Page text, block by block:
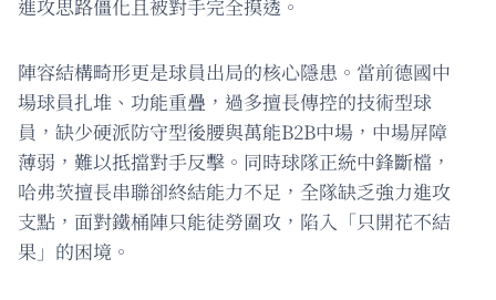
進攻思路僵化且被對手完全摸透。
陣容結構畸形更是球員出局的核心隱患。當前德國中
場球員扎堆、功能重疊，過多擅長傳控的技術型球
員，缺少硬派防守型後腰與萬能B2B中場，中場屏障
薄弱，難以抵擋對手反擊。同時球隊正統中鋒斷檔，
哈弗茨擅長串聯卻終結能力不足，全隊缺乏強力進攻
支點，面對鐵桶陣只能徒勞圍攻，陷入「只開花不結
果」的困境。